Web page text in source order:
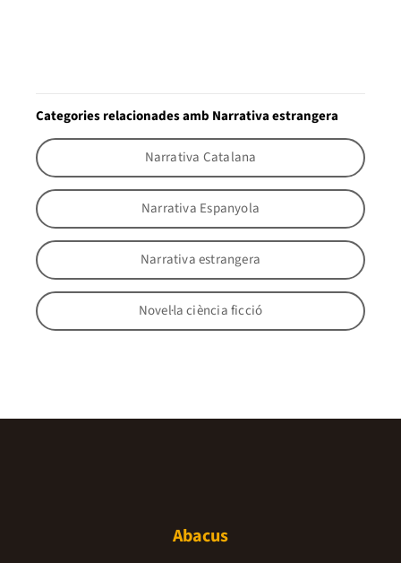
Categories relacionades amb Narrativa estrangera
Narrativa Catalana
Narrativa Espanyola
Narrativa estrangera
Novel·la ciència ficció
Abacus